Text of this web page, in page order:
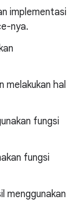
implementasi
nya.
melakukan hal
fungsi
fungsi
menggunakan